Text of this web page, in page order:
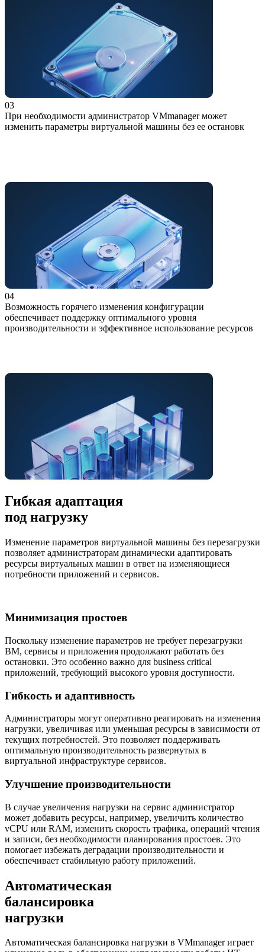
03
При необходимости администратор VMmanager может
изменить параметры виртуальной машины без ее остановк
04
Возможность горячего изменения конфигурации
обеспечивает поддержку оптимального уровня
производительности и эффективное использование ресурсов
Гибкая адаптация
под нагрузку
Изменение параметров виртуальной машины без перезагрузки
позволяет администраторам динамически адаптировать
ресурсы виртуальных машин в ответ на изменяющиеся
потребности приложений и сервисов.
Минимизация простоев
Поскольку изменение параметров не требует перезагрузки
ВМ, сервисы и приложения продолжают работать без
остановки. Это особенно важно для business critical
приложений, требующий высокого уровня доступности.
Гибкость и адаптивность
Администраторы могут оперативно реагировать на изменения
нагрузки, увеличивая или уменьшая ресурсы в зависимости от
текущих потребностей. Это позволяет поддерживать
оптимальную производительность развернутых в
виртуальной инфраструктуре сервисов.
Улучшение производительности
В случае увеличения нагрузки на сервис администратор
может добавить ресурсы, например, увеличить количество
vCPU или RAM, изменить скорость трафика, операций чтения
и записи, без необходимости планирования простоев. Это
помогает избежать деградации производительности и
обеспечивает стабильную работу приложений.
Автоматическая
балансировка
нагрузки
Автоматическая балансировка нагрузки в VMmanager играет